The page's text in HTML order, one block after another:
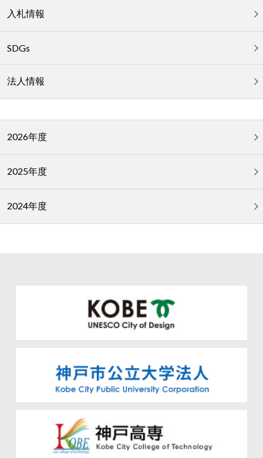
入札情報
SDGs
法人情報
2026年度
2025年度
2024年度